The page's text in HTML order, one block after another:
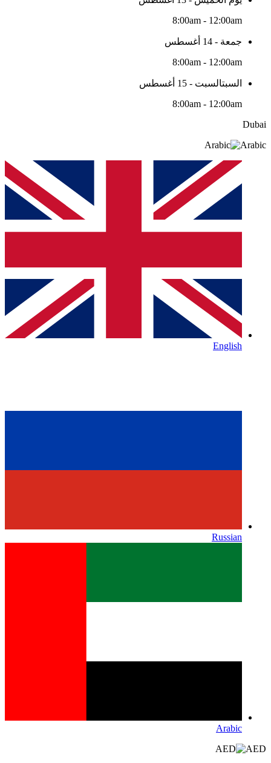
8:00am - 12:00am
جمعة - 14 أغسطس
8:00am - 12:00am
السبتالسبت - 15 أغسطس
8:00am - 12:00am
Dubai
Arabic
English
Russian
Arabic
AED